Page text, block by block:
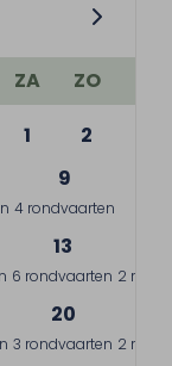
ZA
ZO
1
2
9
4 rondvaarten
13
6 rondvaarten 2
20
3 rondvaarten 2